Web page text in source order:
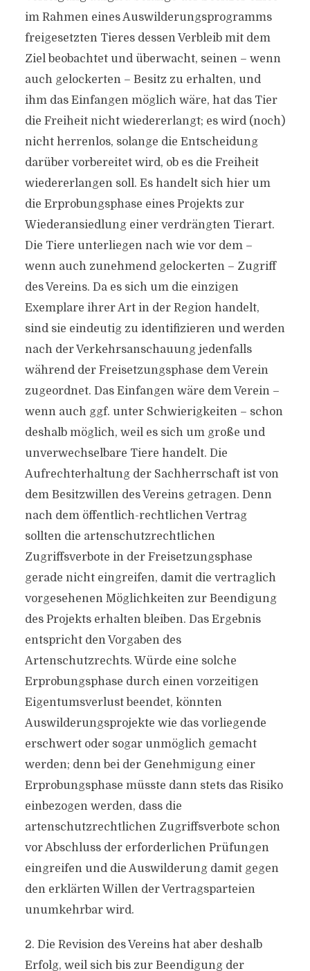
im Rahmen eines Auswilderungsprogramms
freigesetzten Tieres dessen Verbleib mit dem
Ziel beobachtet und überwacht, seinen – wenn
auch gelockerten – Besitz zu erhalten, und
ihm das Einfangen möglich wäre, hat das Tier
die Freiheit nicht wiedererlangt; es wird (noch)
nicht herrenlos, solange die Entscheidung
darüber vorbereitet wird, ob es die Freiheit
wiedererlangen soll. Es handelt sich hier um
die Erprobungsphase eines Projekts zur
Wiederansiedlung einer verdrängten Tierart.
Die Tiere unterliegen nach wie vor dem –
wenn auch zunehmend gelockerten – Zugriff
des Vereins. Da es sich um die einzigen
Exemplare ihrer Art in der Region handelt,
sind sie eindeutig zu identifizieren und werden
nach der Verkehrsanschauung jedenfalls
während der Freisetzungsphase dem Verein
zugeordnet. Das Einfangen wäre dem Verein –
wenn auch ggf. unter Schwierigkeiten – schon
deshalb möglich, weil es sich um große und
unverwechselbare Tiere handelt. Die
Aufrechterhaltung der Sachherrschaft ist von
dem Besitzwillen des Vereins getragen. Denn
nach dem öffentlich-rechtlichen Vertrag
sollten die artenschutzrechtlichen
Zugriffsverbote in der Freisetzungsphase
gerade nicht eingreifen, damit die vertraglich
vorgesehenen Möglichkeiten zur Beendigung
des Projekts erhalten bleiben. Das Ergebnis
entspricht den Vorgaben des
Artenschutzrechts. Würde eine solche
Erprobungsphase durch einen vorzeitigen
Eigentumsverlust beendet, könnten
Auswilderungsprojekte wie das vorliegende
erschwert oder sogar unmöglich gemacht
werden; denn bei der Genehmigung einer
Erprobungsphase müsste dann stets das Risiko
einbezogen werden, dass die
artenschutzrechtlichen Zugriffsverbote schon
vor Abschluss der erforderlichen Prüfungen
eingreifen und die Auswilderung damit gegen
den erklärten Willen der Vertragsparteien
unumkehrbar wird.
2. Die Revision des Vereins hat aber deshalb
Erfolg, weil sich bis zur Beendigung der